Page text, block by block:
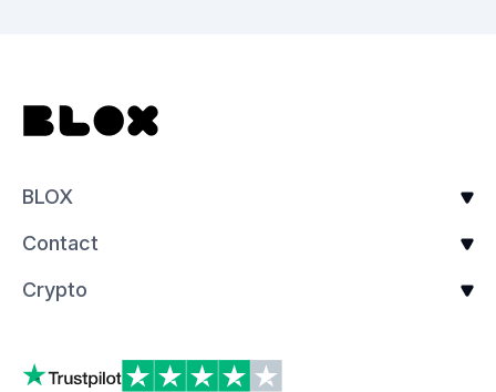
BLOX
Contact
Crypto